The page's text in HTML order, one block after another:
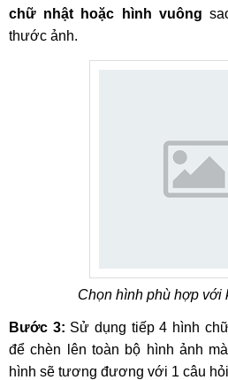
chữ nhật hoặc hình vuông
thước ảnh.
Chọn hình phù hợp với
Bước 3: Sử dụng tiếp 4 hình
để chèn lên toàn bộ hình ảnh
hình sẽ tương đương với 1 câu